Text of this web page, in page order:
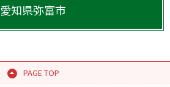
愛知県弥富市
PAGE TOP